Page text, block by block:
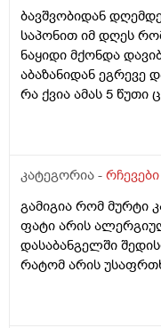
ბავშვობიდან
საპონით იმ დღეს
ნაყიდი მქონდა
აბაზანიდან ეგრევე
რა ქვია ამას 5
კატეგორია - რჩევები
გამიგია რომ მურტი
ფატი არის
დასაბანგელში
რატომ არის